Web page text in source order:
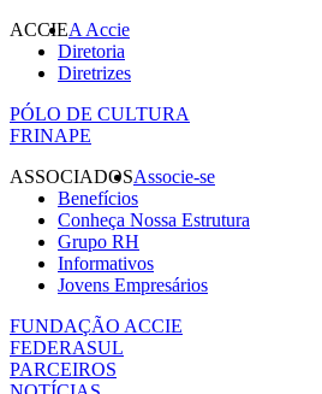
ACCIEA Accie
Diretoria
Diretrizes
PÓLO DE CULTURA
FRINAPE
ASSOCIADOSAssocie-se
Benefícios
Conheça Nossa Estrutura
Grupo RH
Informativos
Jovens Empresários
FUNDAÇÃO ACCIE
FEDERASUL
PARCEIROS